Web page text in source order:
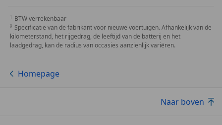
BTW verrekenbaar
Specificatie van de fabrikant voor nieuwe voertuigen. Afhankelijk van de
kilometerstand, het rijgedrag, de leeftijd van de batterij en het
laadgedrag, kan de radius van occasies aanzienlijk variëren.
Homepage
Naar boven